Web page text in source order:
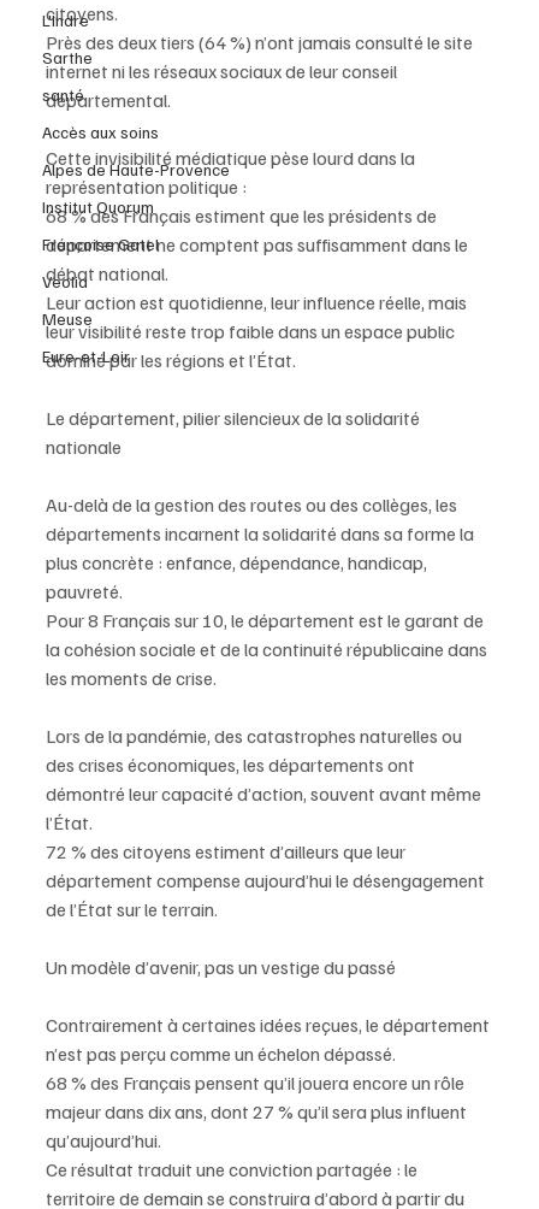
L'Indre
Sarthe
santé
Accès aux soins
Alpes de Haute-Provence
Institut Quorum
Françoise Gatel
Veolia
Meuse
Eure-et-Loir
citoyens.
Près des deux tiers (64 %) n’ont jamais consulté le site
internet ni les réseaux sociaux de leur conseil
départemental.
Cette invisibilité médiatique pèse lourd dans la
représentation politique :
68 % des Français estiment que les présidents de
département ne comptent pas suffisamment dans le
débat national.
Leur action est quotidienne, leur influence réelle, mais
leur visibilité reste trop faible dans un espace public
dominé par les régions et l’État.
Le département, pilier silencieux de la solidarité
nationale
Au-delà de la gestion des routes ou des collèges, les
départements incarnent la solidarité dans sa forme la
plus concrète : enfance, dépendance, handicap,
pauvreté.
Pour 8 Français sur 10, le département est le garant de
la cohésion sociale et de la continuité républicaine dans
les moments de crise.
Lors de la pandémie, des catastrophes naturelles ou
des crises économiques, les départements ont
démontré leur capacité d’action, souvent avant même
l’État.
72 % des citoyens estiment d’ailleurs que leur
département compense aujourd’hui le désengagement
de l’État sur le terrain.
Un modèle d’avenir, pas un vestige du passé
Contrairement à certaines idées reçues, le département
n’est pas perçu comme un échelon dépassé.
68 % des Français pensent qu’il jouera encore un rôle
majeur dans dix ans, dont 27 % qu’il sera plus influent
qu’aujourd’hui.
Ce résultat traduit une conviction partagée : le
territoire de demain se construira d’abord à partir du